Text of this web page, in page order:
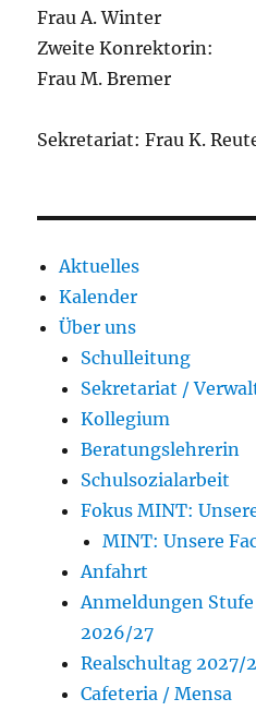
Frau A. Winter
Zweite Konrektorin:
Frau M. Bremer
Sekretariat: Frau K.
Aktuelles
Kalender
Über uns
Schulleitung
Sekretariat /
Kollegium
Beratungslehrerin
Schulsozialarbeit
Fokus MINT:
MINT: Unsere
Anfahrt
Anmeldungen
2026/27
Realschultag 2027/
Cafeteria / Mensa